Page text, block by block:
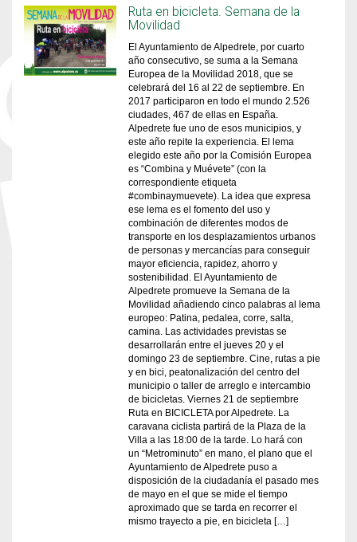
Ruta en bicicleta. Semana de la
Movilidad
El Ayuntamiento de Alpedrete, por cuarto
año consecutivo, se suma a la Semana
Europea de la Movilidad 2018, que se
celebrará del 16 al 22 de septiembre. En
2017 participaron en todo el mundo 2.526
ciudades, 467 de ellas en España.
Alpedrete fue uno de esos municipios, y
este año repite la experiencia. El lema
elegido este año por la Comisión Europea
es “Combina y Muévete” (con la
correspondiente etiqueta
#combinaymuevete). La idea que expresa
ese lema es el fomento del uso y
combinación de diferentes modos de
transporte en los desplazamientos urbanos
de personas y mercancías para conseguir
mayor eficiencia, rapidez, ahorro y
sostenibilidad. El Ayuntamiento de
Alpedrete promueve la Semana de la
Movilidad añadiendo cinco palabras al lema
europeo: Patina, pedalea, corre, salta,
camina. Las actividades previstas se
desarrollarán entre el jueves 20 y el
domingo 23 de septiembre. Cine, rutas a pie
y en bici, peatonalización del centro del
municipio o taller de arreglo e intercambio
de bicicletas. Viernes 21 de septiembre
Ruta en BICICLETA por Alpedrete. La
caravana ciclista partirá de la Plaza de la
Villa a las 18:00 de la tarde. Lo hará con
un “Metrominuto” en mano, el plano que el
Ayuntamiento de Alpedrete puso a
disposición de la ciudadanía el pasado mes
de mayo en el que se mide el tiempo
aproximado que se tarda en recorrer el
mismo trayecto a pie, en bicicleta […]